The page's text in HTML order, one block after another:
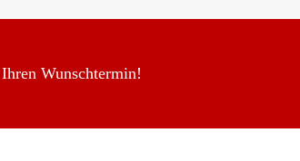
Wunschtermin!